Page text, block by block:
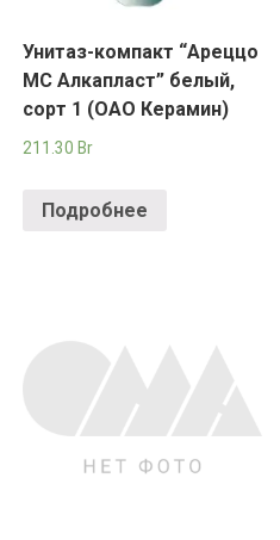
Унитаз-компакт “Ареццо
МС Алкапласт” белый,
сорт 1 (ОАО Керамин)
211.30 Br
Подробнее